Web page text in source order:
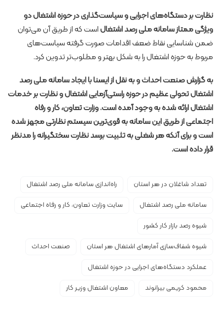
نظارت بر دستگاه‌های اجرایی و سیاست‌گذاری در حوزه اشتغال دو
ویژگی ممتاز سامانه ملی رصد اشتغالاستکه از طریق آن می‌توان
ضمن شناسایی نقاط ضعف اقدامات صورت گرفته سیاست‌های
مربوط به حوزه اشتغال را به شکل بهتر و مطلوب‌تر تدوین کرد.
به گزارش صنعت احداث و به نقل از ایسنا با ایجاد سامانه ملی رصد
اشتغال تحولی عظیم در حوزه راستی‌آزمایی اشتغال و نظارت بر خدمات
اشتغال ارائه شده به وجود آمده است. وزارت تعاون، کار و رفاه
اجتماعی از طریق این سامانه به قوی‌ترین سیستم نظارتی مجهز شده
است و برای آنکه هر شغلی به تثبیت برسد نظارت سختگیرانه را مدنظر
قرار داده است.
تعداد شاغلان در هر استان
راه‌اندازی سامانه ملی رصد اشتغال
سامانه ملی رصد اشتغال
سایت وزارت تعاون، کار و رفاه اجتماعی
شیوه رصد بازار کار کشور
شیوه شفاف‌سازی آمارهای اشتغال هر استان
صنعت احداث
عملکرد دستگاه‌های اجرایی در حوزه اشتغال
محمود کریمی بیرانوند
معاون اشتغال وزیر کار